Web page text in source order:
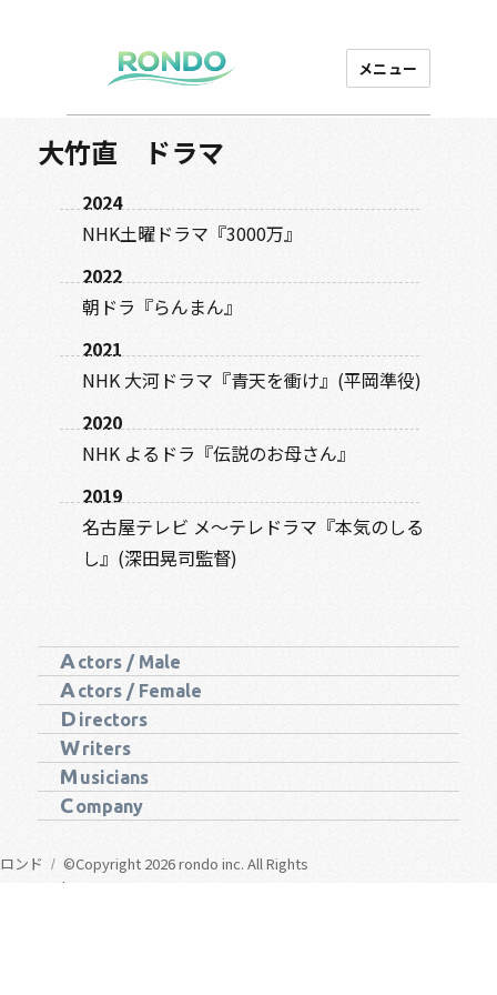
ロンド
芸能プロダクション
メニュー
大竹直 ドラマ
2024
NHK土曜ドラマ『3000万』
2022
朝ドラ『らんまん』
2021
NHK 大河ドラマ『青天を衝け』(平岡準役)
2020
NHK よるドラ『伝説のお母さん』
2019
名古屋テレビ メ～テレドラマ『本気のしる
し』(深田晃司監督)
A ctors / Male
A ctors / Female
D irectors
Writers
M usicians
Company
ロンド
©Copyright 2026 rondo inc. All Rights
Reserved.